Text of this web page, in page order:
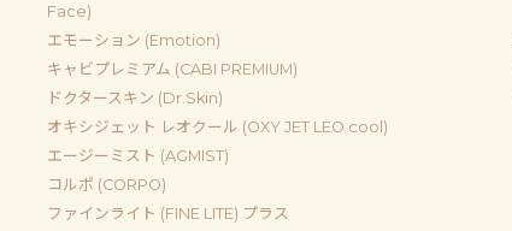
Face)
エモーション (Emotion)
キャビプレミアム (CABI PREMIUM)
ドクタースキン (Dr.Skin)
オキシジェット レオクール (OXY JET LEO cool)
エージーミスト (AGMIST)
コルポ (CORPO)
ファインライト (FINE LITE) プラス